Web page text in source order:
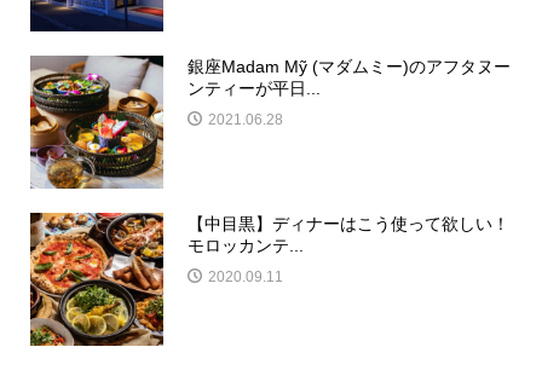
銀座Madam Mỹ (マダムミー)のアフタヌー
ンティーが平日...
2021.06.28
【中目黒】ディナーはこう使って欲しい！
モロッカンテ...
2020.09.11